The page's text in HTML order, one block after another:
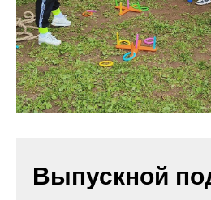
Выпускной